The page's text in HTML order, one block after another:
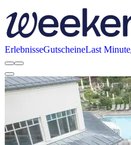
ErlebnisseGutscheineLast Minute